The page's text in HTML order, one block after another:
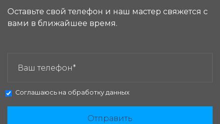
Оставьте свой телефон и наш мастер свяжется с
вами в ближайшее время.
Соглашаюсь на обработку данных
Отправить